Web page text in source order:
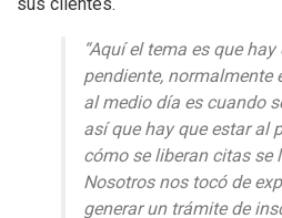
“Aquí el tema es que
pendiente, normalmente
al medio día es cuando
así que hay que estar al
cómo se liberan citas se
Nosotros nos tocó de
generar un trámite de